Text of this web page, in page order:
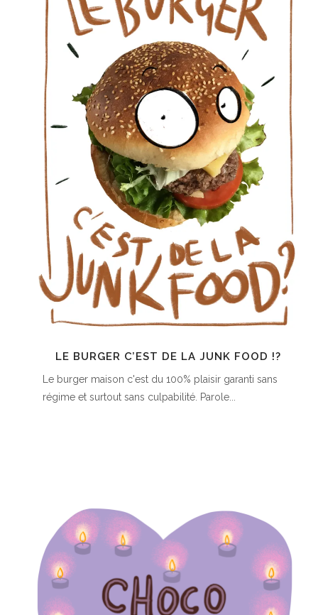
LE BURGER C’EST DE LA JUNK FOOD !?
Le burger maison c'est du 100% plaisir garanti sans
régime et surtout sans culpabilité. Parole...